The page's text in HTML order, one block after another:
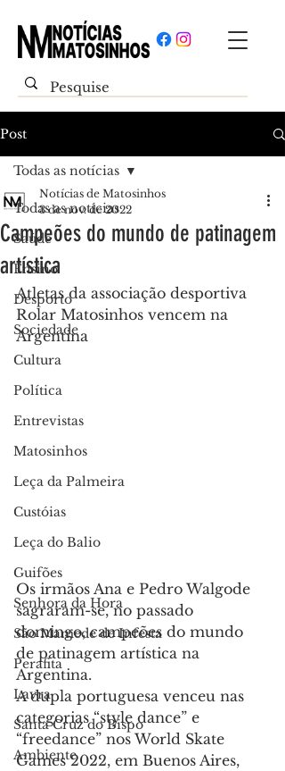
Post
Todas as notícias
Saúde
Ensino
Desporto
Sociedade
Cultura
Política
Entrevistas
Matosinhos
Leça da Palmeira
Custóias
Leça do Balio
Guifões
Senhora da Hora
São Mamede de Infesta
Perafita
Lavra
Santa Cruz do Bispo
Ambiente
Todas as notícias
Campeões do mundo de patinagem
artística
Notícias de Matosinhos
3 de nov. de 2022
Atletas da associação desportiva
Rolar Matosinhos vencem na
Argentina
Os irmãos Ana e Pedro Walgode
sagraram-se, no passado
domingo, campeões do mundo
de patinagem artística na
Argentina.
A dupla portuguesa venceu nas
categorias “style dance” e
“freedance” nos World Skate
Games 2022, em Buenos Aires,